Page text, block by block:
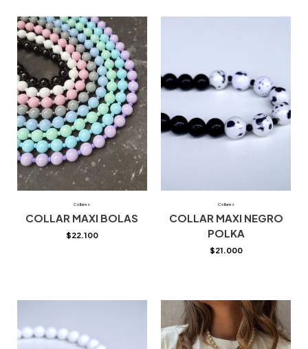
Collares
COLLAR MAXI BOLAS
$22.100
Collares
COLLAR MAXI NEGRO
POLKA
$21.000